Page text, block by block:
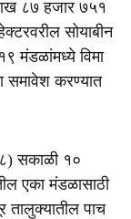
८७ हजार ७५१
सोयाबीन
मंडळांमध्ये विमा
समावेश करण्यात
सकाळी १०
एका मंडळासाठी
पाच